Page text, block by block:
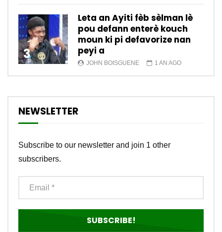
3
Leta an Ayiti fèb sèlman lè
pou defann enterè kouch
moun ki pi defavorize nan
peyi a
JOHN BOISGUENE 1 AN AGO
NEWSLETTER
Subscribe to our newsletter and join 1 other
subscribers.